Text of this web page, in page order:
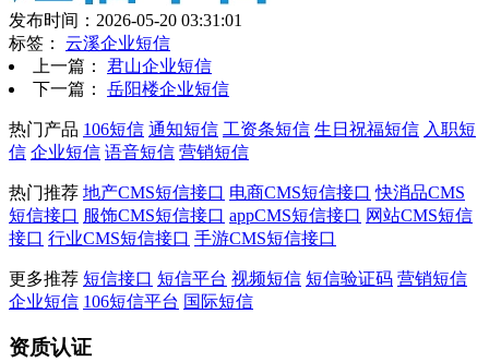
发布时间：2026-05-20 03:31:01
标签： 云溪企业短信
上一篇： 君山企业短信
下一篇： 岳阳楼企业短信
热门产品 106短信 通知短信 工资条短信 生日祝福短信 入职短
信 企业短信 语音短信 营销短信
热门推荐 地产CMS短信接口 电商CMS短信接口 快消品CMS
短信接口 服饰CMS短信接口 appCMS短信接口 网站CMS短信
接口 行业CMS短信接口 手游CMS短信接口
更多推荐 短信接口 短信平台 视频短信 短信验证码 营销短信
企业短信 106短信平台 国际短信
资质认证